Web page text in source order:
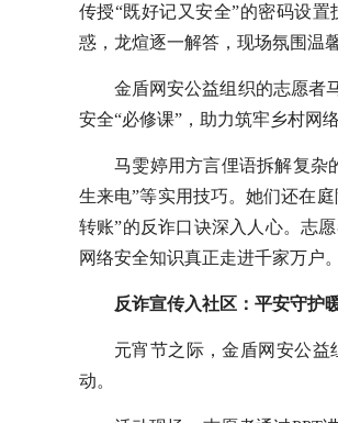
传授“既好记又安全”的密码设
惑，龙煊逐一解答，现场氛围温
金盾网安公益组织的志愿者
安全“必修课”，助力筑牢乡村网
马雯婷用方言俚语拆解复杂
生来电”等实用技巧。她们还在
转账”的反诈口诀深入人心。志
网络安全知识真正走进千家万户。
反诈宣传入社区：平安守护
元宵节之际，金盾网安公
动。